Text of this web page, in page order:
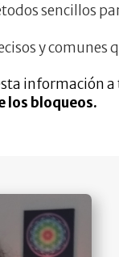
sencillos
y comunes
información
los bloqueos.